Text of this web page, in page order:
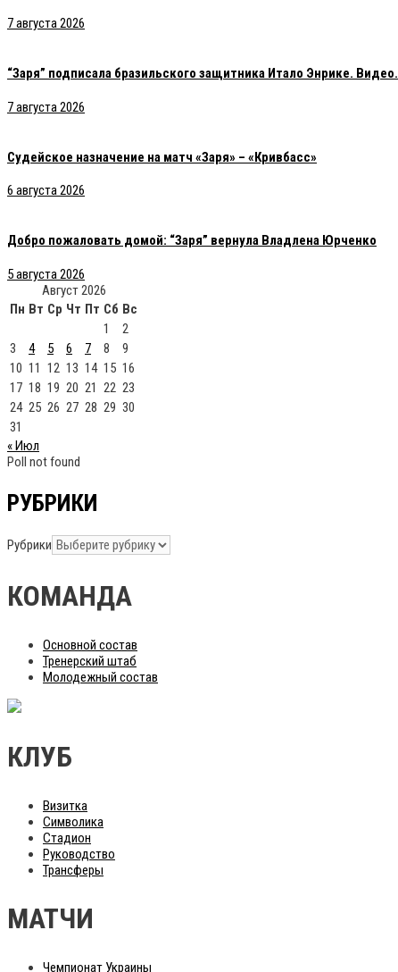
7 августа 2026
“Заря” подписала бразильского защитника Итало Энрике. Видео.
7 августа 2026
Судейское назначение на матч «Заря» – «Кривбасс»
6 августа 2026
Добро пожаловать домой: “Заря” вернула Владлена Юрченко
5 августа 2026
Август 2026
Пн Вт Ср Чт Пт Сб Вс
1
2
3
4 5 6 7 8
9
10 11 12 13 14 15 16
17 18 19 20 21 22 23
24 25 26 27 28 29 30
31
« Июл
Poll not found
РУБРИКИ
Рубрики
КОМАНДА
Основной состав
Тренерский штаб
Молодежный состав
КЛУБ
Визитка
Символика
Стадион
Руководство
Трансферы
МАТЧИ
Чемпионат Украины